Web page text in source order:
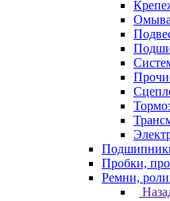
Пробки,
Ремни,